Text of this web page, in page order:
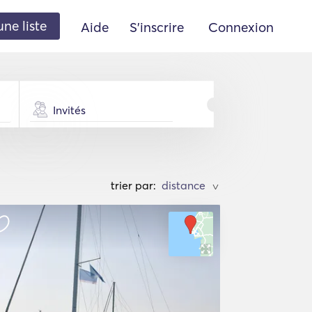
liste Aide S'inscrire Connexion
Invités
trier par: >